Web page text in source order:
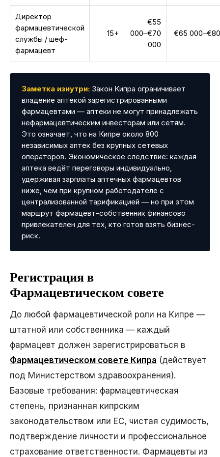
Директор
фармацевтической
службы / шеф-
фармацевт
15+
€55
000–€70
000
€65
Заметка изнутри: Закон Кипра ограничивает
владение аптекой зарегистрированными
фармацевтами — аптеки не могут принадлежать
нефармацевтическим инвесторам или сетям.
Это означает, что на Кипре около 800
независимых аптек без крупных сетевых
операторов. Экономическое следствие: каждая
аптека ведёт переговоры индивидуально,
удерживая зарплаты аптечных фармацевтов
ниже, чем при крупном работодателе с
централизованной тарификацией — но при этом
маршрут фармацевт-собственник финансово
привлекателен для тех, кто готов взять бизнес-
риск.
Регистрация в
Фармацевтическом совете
До любой фармацевтической роли на Кипре —
штатной или собственника — каждый
фармацевт должен зарегистрироваться в
Фармацевтическом совете Кипра (действует
под Министерством здравоохранения).
Базовые требования: фармацевтическая
степень, признанная кипрским
законодательством или ЕС, чистая судимость,
подтверждение личности и профессиональное
страхование ответственности. Фармацевты из